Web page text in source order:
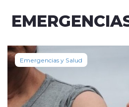
Emergencias y Salud